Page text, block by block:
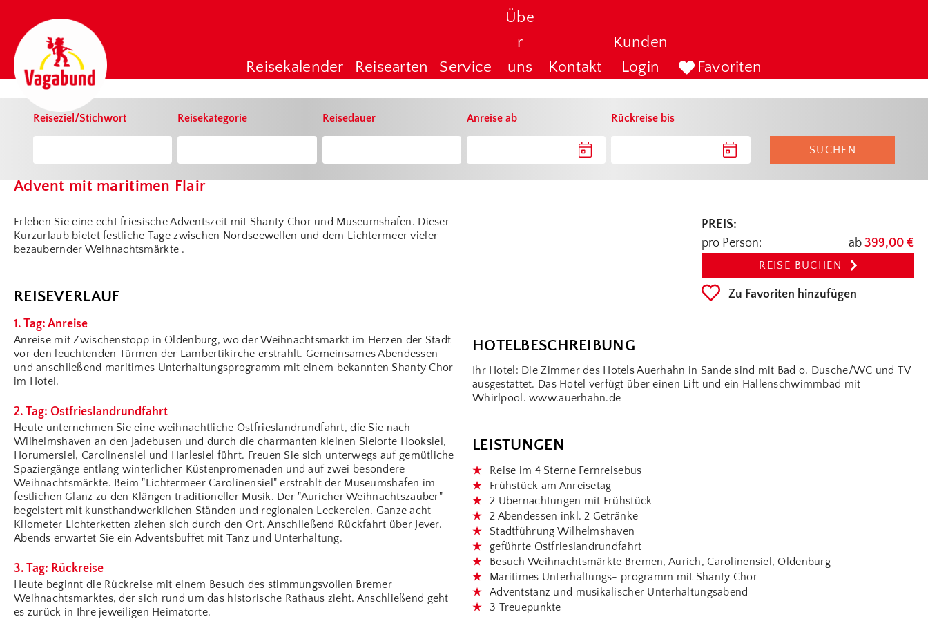
Reisekalender Reisearten Service
Übe
r
uns
Kontakt
Kunden
Login
Favoriten
Reiseziel/Stichwort Reisekategorie Reisedauer Anreise ab Rückreise bis
SUCHEN
OSTFRIESLAND
Advent mit maritimen Flair
Erleben Sie eine echt friesische Adventszeit mit Shanty Chor und Museumshafen. Dieser
Kurzurlaub bietet festliche Tage zwischen Nordseewellen und dem Lichtermeer vieler
bezaubernder Weihnachtsmärkte .
REISEVERLAUF
1. Tag: Anreise
Anreise mit Zwischenstopp in Oldenburg, wo der Weihnachtsmarkt im Herzen der Stadt
vor den leuchtenden Türmen der Lambertikirche erstrahlt. Gemeinsames Abendessen
und anschließend maritimes Unterhaltungsprogramm mit einem bekannten Shanty Chor
im Hotel.
2. Tag: Ostfrieslandrundfahrt
Heute unternehmen Sie eine weihnachtliche Ostfrieslandrundfahrt, die Sie nach
Wilhelmshaven an den Jadebusen und durch die charmanten kleinen Sielorte Hooksiel,
Horumersiel, Carolinensiel und Harlesiel führt. Freuen Sie sich unterwegs auf gemütliche
Spaziergänge entlang winterlicher Küstenpromenaden und auf zwei besondere
Weihnachtsmärkte. Beim "Lichtermeer Carolinensiel" erstrahlt der Museumshafen im
festlichen Glanz zu den Klängen traditioneller Musik. Der "Auricher Weihnachtszauber"
begeistert mit kunsthandwerklichen Ständen und regionalen Leckereien. Ganze acht
Kilometer Lichterketten ziehen sich durch den Ort. Anschließend Rückfahrt über Jever.
Abends erwartet Sie ein Adventsbuffet mit Tanz und Unterhaltung.
3. Tag: Rückreise
Heute beginnt die Rückreise mit einem Besuch des stimmungsvollen Bremer
Weihnachtsmarktes, der sich rund um das historische Rathaus zieht. Anschließend geht
es zurück in Ihre jeweiligen Heimatorte.
PREIS:
pro Person:
ab 399,00 €
REISE BUCHEN
Zu Favoriten hinzufügen
HOTELBESCHREIBUNG
Ihr Hotel: Die Zimmer des Hotels Auerhahn in Sande sind mit Bad o. Dusche/WC und TV
ausgestattet. Das Hotel verfügt über einen Lift und ein Hallenschwimmbad mit
Whirlpool. www.auerhahn.de
LEISTUNGEN
Reise im 4 Sterne Fernreisebus
Frühstück am Anreisetag
2 Übernachtungen mit Frühstück
2 Abendessen inkl. 2 Getränke
Stadtführung Wilhelmshaven
geführte Ostfrieslandrundfahrt
Besuch Weihnachtsmärkte Bremen, Aurich, Carolinensiel, Oldenburg
Maritimes Unterhaltungs- programm mit Shanty Chor
Adventstanz und musikalischer Unterhaltungsabend
3 Treuepunkte
Mit unserem Newsletter sichern Sie
sich10 € Willkommensrabatt
und
bleiben stets über aktuelle Angebote
und Aktionen informiert.